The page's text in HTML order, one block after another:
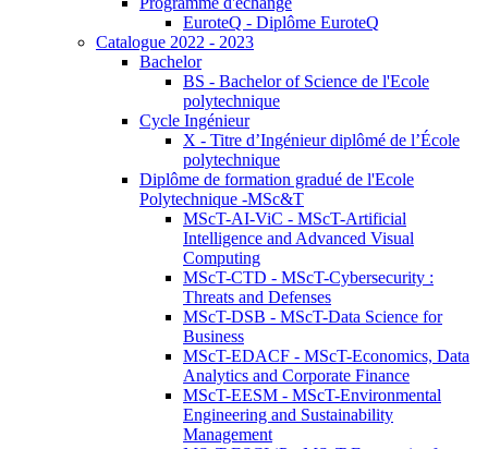
EuroteQ - Diplôme EuroteQ
Catalogue 2022 - 2023
Bachelor
BS - Bachelor of Science de l'Ecole
polytechnique
Cycle Ingénieur
X - Titre d’Ingénieur diplômé de l’École
polytechnique
Diplôme de formation gradué de l'Ecole
Polytechnique -MSc&T
MScT-AI-ViC - MScT-Artificial
Intelligence and Advanced Visual
Computing
MScT-CTD - MScT-Cybersecurity :
Threats and Defenses
MScT-DSB - MScT-Data Science for
Business
MScT-EDACF - MScT-Economics, Data
Analytics and Corporate Finance
MScT-EESM - MScT-Environmental
Engineering and Sustainability
Management